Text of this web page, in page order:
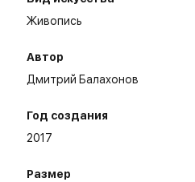
Живопись
Автор
Дмитрий Балахонов
Год создания
2017
Размер